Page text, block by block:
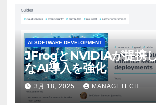
AI SOFTWARE DEVELOPMENT
JFrogとNVIDIAが提携
なAI導入を強化
3月 18, 2025 MANAGETECH